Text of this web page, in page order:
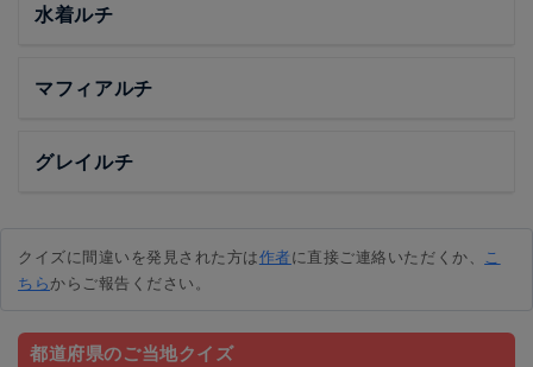
水着ルチ
マフィアルチ
グレイルチ
クイズに間違いを発見された方は作者に直接ご連絡いただくか、 こ
ちらからご報告ください。
都道府県のご当地クイズ